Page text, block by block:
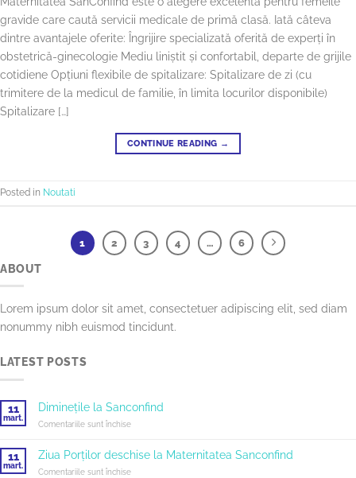
gravide care caută servicii medicale de primă clasă. Iată câteva
dintre avantajele oferite: Îngrijire specializată oferită de experți în
obstetrică-ginecologie Mediu liniștit și confortabil, departe de grijile
cotidiene Opțiuni flexibile de spitalizare: Spitalizare de zi (cu
trimitere de la medicul de familie, în limita locurilor disponibile)
Spitalizare […]
CONTINUE READING →
Posted in Noutati
1 2 3 4 … 6
ABOUT
Lorem ipsum dolor sit amet, consectetuer adipiscing elit, sed diam
nonummy nibh euismod tincidunt.
LATEST POSTS
11
mart.
Diminețile la Sanconfind
Comentariile sunt închisepentru
la
Sanconfind
11
mart.
Ziua Porților deschise la Maternitatea Sanconfind
Comentariile sunt închisepentru